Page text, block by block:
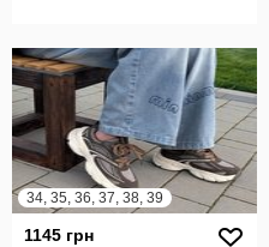
34, 35, 36, 37, 38, 39
1145 грн